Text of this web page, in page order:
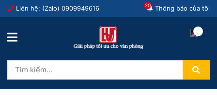
Liên hệ: (Zalo) 0909949616 Thông báo của tôi
20